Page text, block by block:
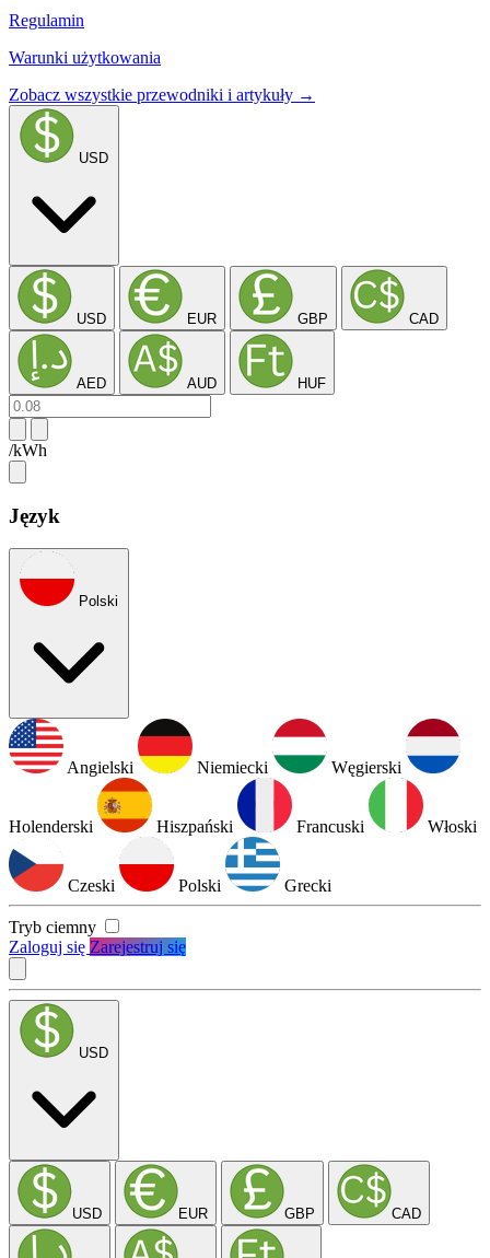
Regulamin
Warunki użytkowania
Zobacz wszystkie przewodniki i artykuły →
USD
USD EUR GBP CAD
AED AUD HUF
/kWh
Język
Polski
Angielski Niemiecki Węgierski
Holenderski Hiszpański Francuski Włoski
Czeski Polski Grecki
Tryb ciemny
Zaloguj się Zarejestruj się
USD
USD EUR GBP CAD